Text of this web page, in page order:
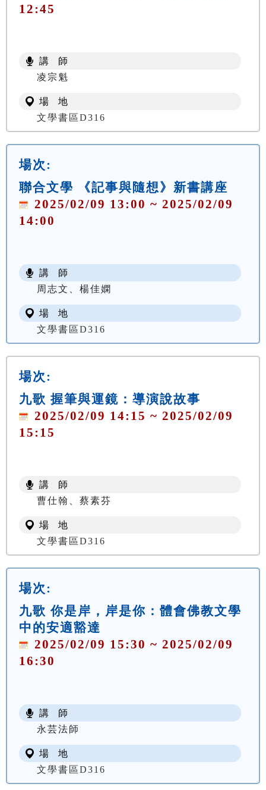
12:45
講 師
凌宗魁
場 地
文學書區D316
場次:
聯合文學 《記事與隨想》新書講座
2025/02/09 13:00 ~ 2025/02/09
14:00
講 師
周志文、楊佳嫻
場 地
文學書區D316
場次:
九歌 握筆與運鏡：導演說故事
2025/02/09 14:15 ~ 2025/02/09
15:15
講 師
曹仕翰、蔡素芬
場 地
文學書區D316
場次:
九歌 你是岸，岸是你：體會佛教文學
中的安適豁達
2025/02/09 15:30 ~ 2025/02/09
16:30
講 師
永芸法師
場 地
文學書區D316